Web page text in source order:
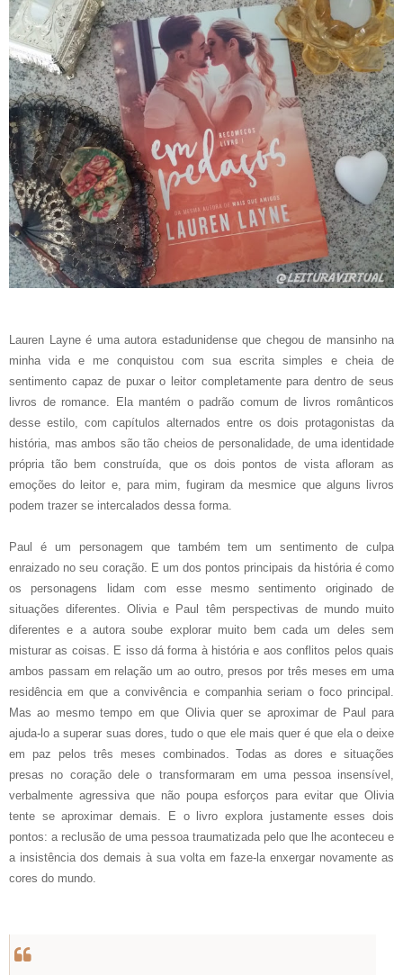
Lauren Layne é uma autora estadunidense que chegou de mansinho na
minha vida e me conquistou com sua escrita simples e cheia de
sentimento capaz de puxar o leitor completamente para dentro de seus
livros de romance. Ela mantém o padrão comum de livros românticos
desse estilo, com capítulos alternados entre os dois protagonistas da
história, mas ambos são tão cheios de personalidade, de uma identidade
própria tão bem construída, que os dois pontos de vista afloram as
emoções do leitor e, para mim, fugiram da mesmice que alguns livros
podem trazer se intercalados dessa forma.
Paul é um personagem que também tem um sentimento de culpa
enraizado no seu coração. E um dos pontos principais da história é como
os personagens lidam com esse mesmo sentimento originado de
situações diferentes. Olivia e Paul têm perspectivas de mundo muito
diferentes e a autora soube explorar muito bem cada um deles sem
misturar as coisas. E isso dá forma à história e aos conflitos pelos quais
ambos passam em relação um ao outro, presos por três meses em uma
residência em que a convivência e companhia seriam o foco principal.
Mas ao mesmo tempo em que Olivia quer se aproximar de Paul para
ajuda-lo a superar suas dores, tudo o que ele mais quer é que ela o deixe
em paz pelos três meses combinados. Todas as dores e situações
presas no coração dele o transformaram em uma pessoa insensível,
verbalmente agressiva que não poupa esforços para evitar que Olivia
tente se aproximar demais. E o livro explora justamente esses dois
pontos: a reclusão de uma pessoa traumatizada pelo que lhe aconteceu e
a insistência dos demais à sua volta em faze-la enxergar novamente as
cores do mundo.